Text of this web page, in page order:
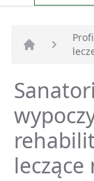
Strona